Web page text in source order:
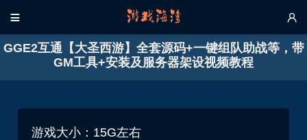
 
GGE2互通【大圣西游】全套源码+一键组队助战等，带
GM工具+安装及服务器架设视频教程
游戏大小：15G左右